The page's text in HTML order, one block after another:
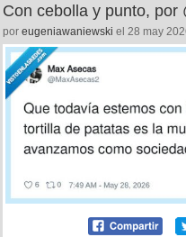
Con cebolla y punto, por
por eugeniawaniewski el 28 may